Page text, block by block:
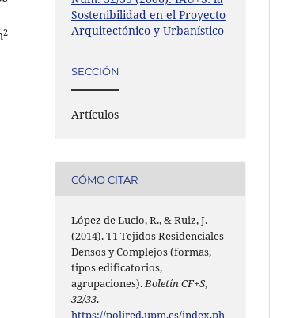
2
Sostenibilidad en el Proyecto
Arquitectónico y Urbanístico
SECCIÓN
Artículos
CÓMO CITAR
López de Lucio, R., & Ruiz, J.
(2014). T1 Tejidos Residenciales
Densos y Complejos (formas,
tipos edificatorios,
agrupaciones).Boletín CF+S,
32/33.
https://polired.upm.es/index.ph